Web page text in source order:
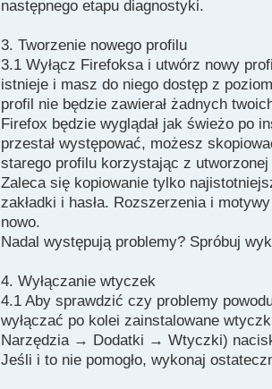
następnego etapu diagnostyki.
3. Tworzenie nowego profilu
3.1 Wyłącz Firefoksa i utwórz nowy
istnieje i masz do niego dostęp z
profil nie będzie zawierał żadnych
Firefox będzie wyglądał jak świeżo po
przestał występować, możesz
starego profilu korzystając z
Zaleca się kopiowanie tylko
zakładki i hasła. Rozszerzenia i
nowo.
Nadal występują problemy? Spróbuj
4. Wyłączanie wtyczek
4.1 Aby sprawdzić czy problemy
wyłączać po kolei zainstalowane
Narzędzia → Dodatki → Wtyczki)
Jeśli i to nie pomogło, wykonaj